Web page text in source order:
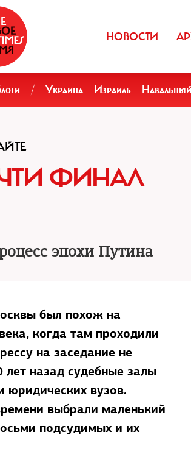
НОВОСТИ
/ Украина Израиль Навальный
ФИНАЛ
эпохи Путина
был похож на
когда там проходили
на заседание не
лет назад судебные залы
юридических вузов.
выбрали маленький
подсудимых и их